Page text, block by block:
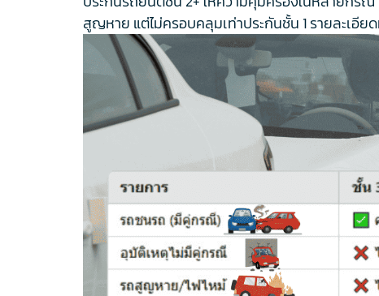
สูญหาย แต่ไม่ครอบคลุมเท่าประกันชั้น 1 รายละเอี